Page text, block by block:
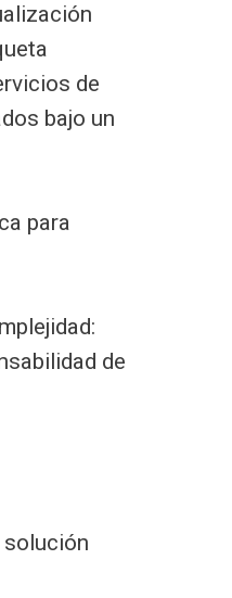
de
bajo un
para
de
solución